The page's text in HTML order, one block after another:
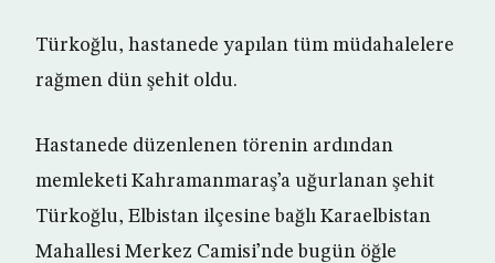
Türkoğlu, hastanede yapılan tüm müdahalelere
rağmen dün şehit oldu.
Hastanede düzenlenen törenin ardından
memleketi Kahramanmaraş’a uğurlanan şehit
Türkoğlu, Elbistan ilçesine bağlı Karaelbistan
Mahallesi Merkez Camisi’nde bugün öğle